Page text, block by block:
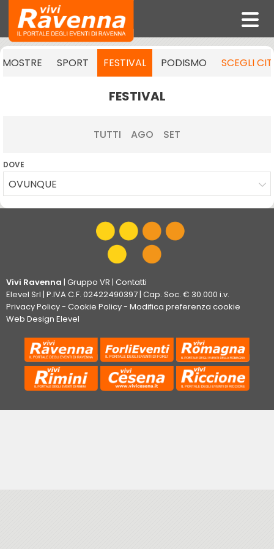
MOSTRE SPORT FESTIVAL PODISMO SCEGLI
FESTIVAL
TUTTI AGO SET
DOVE
OVUNQUE
Vivi Ravenna | Gruppo VR | Contatti
Elevel Srl | P.IVA C.F. 02422490397 | Cap. Soc. € 30.000 i.v.
Privacy Policy- Cookie Policy- Modifica preferenza cookie
Web Design Elevel